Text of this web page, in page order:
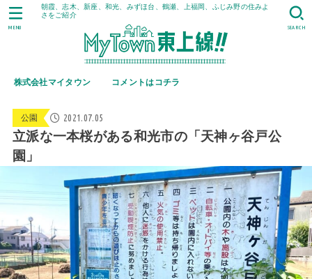
朝霞、志木、新座、和光、みずほ台、鶴瀬、上福岡、ふじみ野の住みよ
さをご紹介
株式会社マイタウン コメントはコチラ
SEARCH
MENU
公園 2021.07.05
立派な一本桜がある和光市の「天神ヶ谷戸公
園」